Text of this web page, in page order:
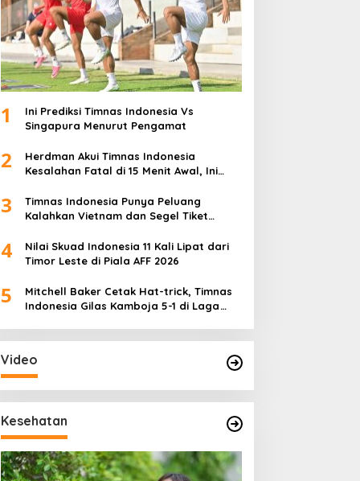
1
Ini Prediksi Timnas Indonesia Vs
Singapura Menurut Pengamat
2
Herdman Akui Timnas Indonesia
Kesalahan Fatal di 15 Menit Awal, Ini
3
Timnas Indonesia Punya Peluang
Kalahkan Vietnam dan Segel Tiket
4
Nilai Skuad Indonesia 11 Kali Lipat dari
Timor Leste di Piala AFF 2026
5
Mitchell Baker Cetak Hat-trick, Timnas
Indonesia Gilas Kamboja 5-1 di Laga
Video
Kesehatan